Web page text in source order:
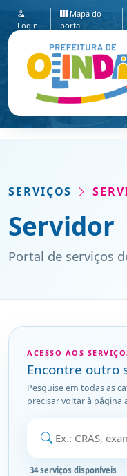
Login
Mapa do
portal
SERVIÇOS
Servidor
Portal de serviços
ACESSO AOS
Encontre outro
Pesquise em todas as
precisar voltar à página
34 serviços disponíveis